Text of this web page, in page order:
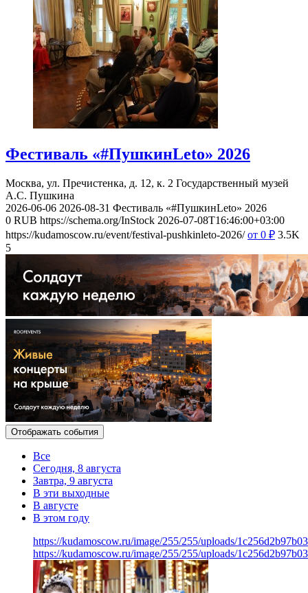
Фестиваль «#ПушкинLeto» 2026
Москва, ул. Пречистенка, д. 12, к. 2 Государственный музей
А.С. Пушкина
2026-06-06 2026-08-31 Фестиваль «#ПушкинLeto» 2026
0 RUB https://schema.org/InStock 2026-07-08T16:46:00+03:00
https://kudamoscow.ru/event/festival-pushkinleto-2026/ от 0 ₽ 3.5K
5
Отображать события
Все
Сегодня, 8 августа
Завтра, 9 августа
В эти выходные
В августе
В этом году
https://kudamoscow.ru/image/255/255/uploads/
https://kudamoscow.ru/image/255/255/uploads/